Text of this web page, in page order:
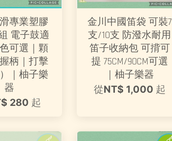
專業塑膠
電子鼓適
可選｜顆
柄｜打擊
｜柚子樂
器
280 起
金川中國笛袋 可裝7
支/10支 防潑水耐用
笛子收納包 可揹可
提 75CM/90CM可選
｜柚子樂器
從NT$ 1,000 起